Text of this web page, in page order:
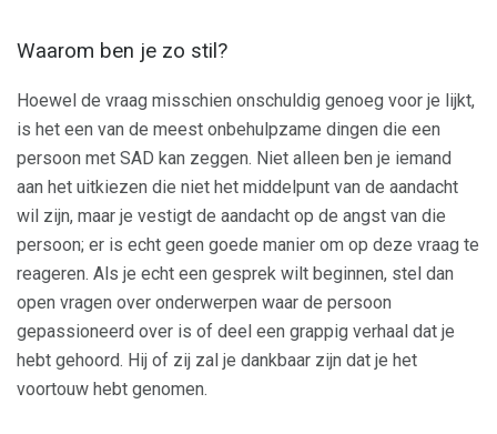
Waarom ben je zo stil?
Hoewel de vraag misschien onschuldig genoeg voor je lijkt,
is het een van de meest onbehulpzame dingen die een
persoon met SAD kan zeggen. Niet alleen ben je iemand
aan het uitkiezen die niet het middelpunt van de aandacht
wil zijn, maar je vestigt de aandacht op de angst van die
persoon; er is echt geen goede manier om op deze vraag te
reageren. Als je echt een gesprek wilt beginnen, stel dan
open vragen over onderwerpen waar de persoon
gepassioneerd over is of deel een grappig verhaal dat je
hebt gehoord. Hij of zij zal je dankbaar zijn dat je het
voortouw hebt genomen.